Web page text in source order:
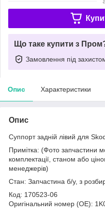
Що таке купити з
Замовлення під
Опис Характеристики
Опис
Суппорт задній лівий для
Примітка: (Фото запчастини
комплектації, станом або
менеджерів)
Стан: Запчастина б/у, з
Код: 170523-06
Оригінальний номер (ОЕ):